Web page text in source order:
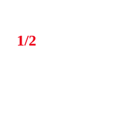
1/2